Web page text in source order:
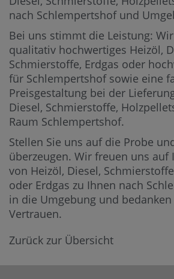
nach Schlempertshof und
Bei uns stimmt die Leistung:
qualitativ hochwertiges Heizöl,
Schmierstoffe, Erdgas oder
für Schlempertshof sowie eine
Preisgestaltung bei der
Diesel, Schmierstoffe,
Raum Schlempertshof.
Stellen Sie uns auf die Probe
überzeugen. Wir freuen uns auf
von Heizöl, Diesel,
oder Erdgas zu Ihnen nach
in die Umgebung und
Vertrauen.
Zurück zur Übersicht